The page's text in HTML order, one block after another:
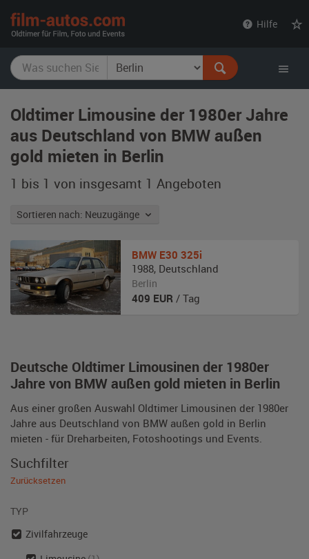
Hilfe
Oldtimer Limousine der 1980er Jahre
aus Deutschland von BMW außen
gold mieten in Berlin
1 bis 1 von insgesamt 1 Angeboten
Sortieren nach: Neuzugänge
Deutsche Oldtimer Limousinen der 1980er
Jahre von BMW außen gold mieten in Berlin
Aus einer großen Auswahl Oldtimer Limousinen der 1980er
Jahre aus Deutschland von BMW außen gold in Berlin
mieten - für Dreharbeiten, Fotoshootings und Events.
BMW E30 325i
1988, Deutschland
Berlin
409 EUR / Tag
Suchfilter
Zurücksetzen
TYP
Zivilfahrzeuge